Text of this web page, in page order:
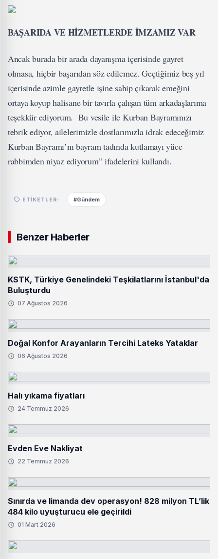
BAŞARIDA VE HİZMETLERDE İMZAMIZ VAR
Ancak burada bir arada dayanışma içerisinde gayret
olmasa, hiçbir başarıdan söz edilemez. Geçtiğimiz beş yıl
içerisinde azimle gayretle işine sahip çıkarak emeğini
ortaya koyup halisane bir tavırla çalışan tüm arkadaşlarıma
teşekkür ediyorum. Bu vesile ile Kurban Bayramınızı
tebrik ediyor, ailelerimizle dostlarımızla idrak edeceğimiz
Kurban Bayramı’nı bayram tadında kutlamayı yüce
rabbimden niyaz ediyorum” ifadelerini kullandı.
ETIKETLER: #Gündem
Benzer Haberler
KSTK, Türkiye Genelindeki Teşkilatlarını İstanbul'da
Buluşturdu
07 Ağustos 2026
Doğal Konfor Arayanların Tercihi Lateks Yataklar
06 Ağustos 2026
Halı yıkama fiyatları
24 Temmuz 2026
Evden Eve Nakliyat
22 Temmuz 2026
Sınırda ve limanda dev operasyon! 828 milyon TL’lik
484 kilo uyuşturucu ele geçirildi
01 Mart 2026